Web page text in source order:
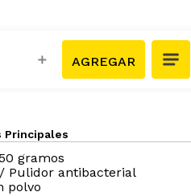
＋
Principales
gramos
Pulidor antibacterial
polvo